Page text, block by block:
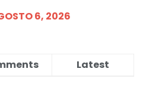
6, 2026
Latest